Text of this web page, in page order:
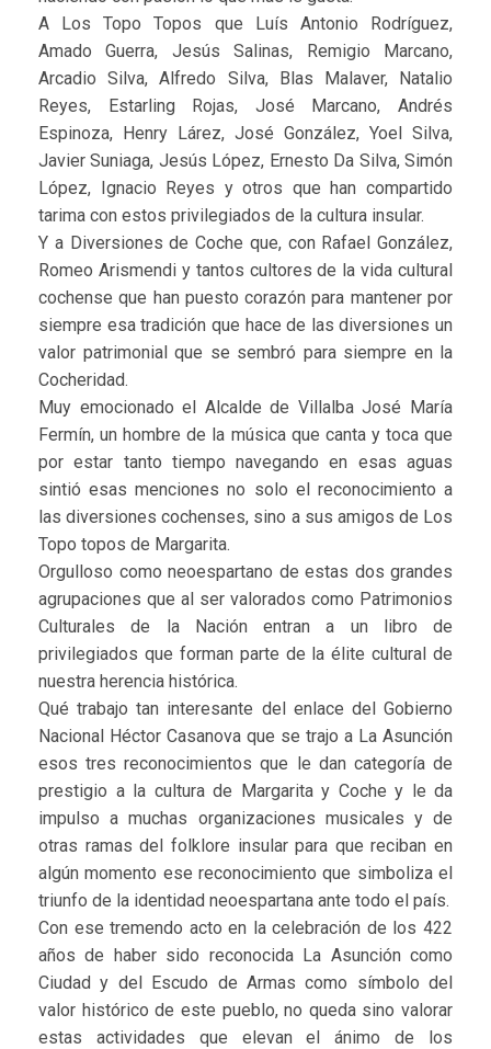
A Los Topo Topos que Luís Antonio Rodríguez,
Amado Guerra, Jesús Salinas, Remigio Marcano,
Arcadio Silva, Alfredo Silva, Blas Malaver, Natalio
Reyes, Estarling Rojas, José Marcano, Andrés
Espinoza, Henry Lárez, José González, Yoel Silva,
Javier Suniaga, Jesús López, Ernesto Da Silva, Simón
López, Ignacio Reyes y otros que han compartido
tarima con estos privilegiados de la cultura insular.
Y a Diversiones de Coche que, con Rafael González,
Romeo Arismendi y tantos cultores de la vida cultural
cochense que han puesto corazón para mantener por
siempre esa tradición que hace de las diversiones un
valor patrimonial que se sembró para siempre en la
Cocheridad.
Muy emocionado el Alcalde de Villalba José María
Fermín, un hombre de la música que canta y toca que
por estar tanto tiempo navegando en esas aguas
sintió esas menciones no solo el reconocimiento a
las diversiones cochenses, sino a sus amigos de Los
Topo topos de Margarita.
Orgulloso como neoespartano de estas dos grandes
agrupaciones que al ser valorados como Patrimonios
Culturales de la Nación entran a un libro de
privilegiados que forman parte de la élite cultural de
nuestra herencia histórica.
Qué trabajo tan interesante del enlace del Gobierno
Nacional Héctor Casanova que se trajo a La Asunción
esos tres reconocimientos que le dan categoría de
prestigio a la cultura de Margarita y Coche y le da
impulso a muchas organizaciones musicales y de
otras ramas del folklore insular para que reciban en
algún momento ese reconocimiento que simboliza el
triunfo de la identidad neoespartana ante todo el país.
Con ese tremendo acto en la celebración de los 422
años de haber sido reconocida La Asunción como
Ciudad y del Escudo de Armas como símbolo del
valor histórico de este pueblo, no queda sino valorar
estas actividades que elevan el ánimo de los